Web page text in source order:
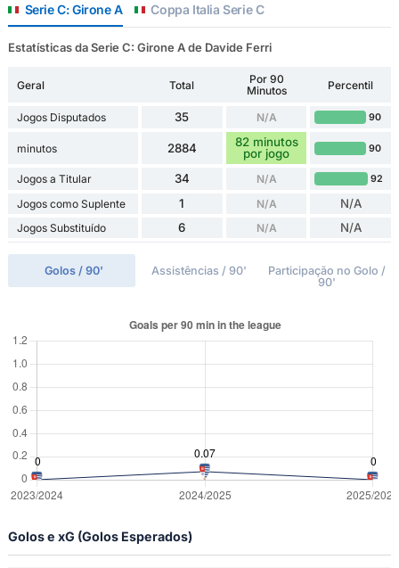
Serie C: Girone A Coppa Italia Serie C
Estatísticas da Serie C: Girone A de Davide Ferri
Geral Total
Por 90
Minutos
Percentil
Jogos Disputados 35 N/A 90
minutos 2884
82 minutos
por jogo
90
Jogos a Titular 34 N/A 92
Jogos como Suplente 1 N/A N/A
Jogos Substituído 6 N/A N/A
Golos / 90' Assistências / 90'
Participação no Golo /
90'
Golos e xG (Golos Esperados)